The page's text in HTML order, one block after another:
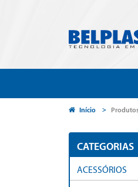
Início
CATEGORIAS
ACESSÓRIOS